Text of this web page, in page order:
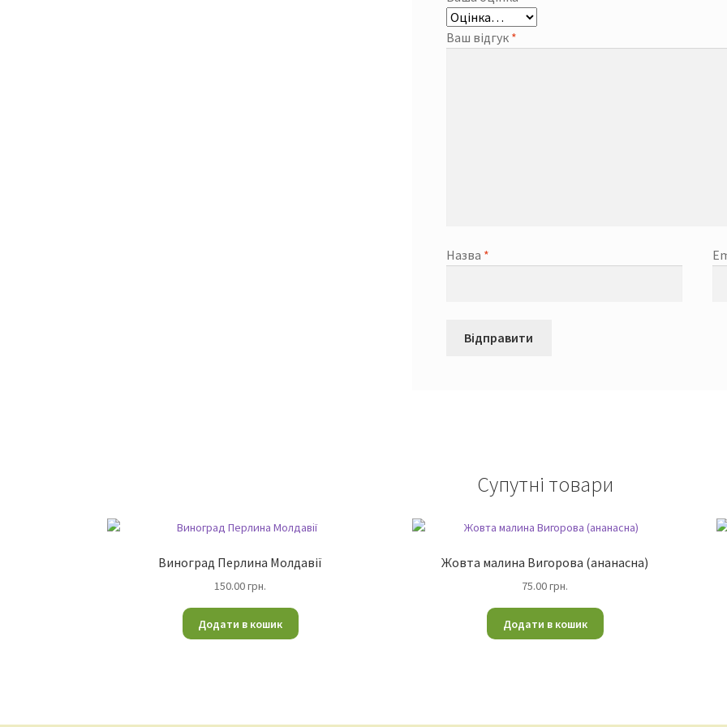
Ваш відгук *
Назва *
Супутні товари
Виноград Перлина Молдавії
150.00грн.
Додати в кошик
Жовта малина Вигорова (ананасна)
75.00грн.
Додати в кошик